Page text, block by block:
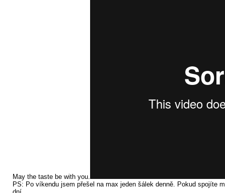
May the taste be with you.
PS: Po víkendu jsem přešel na max jeden šálek denně. Pokud spojíte